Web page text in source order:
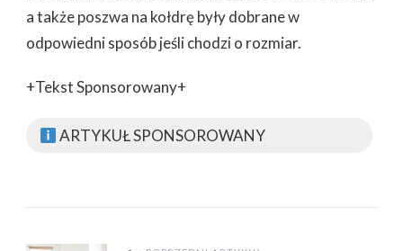
a także poszwa na kołdrę były dobrane w
odpowiedni sposób jeśli chodzi o rozmiar.
+Tekst Sponsorowany+
ARTYKUŁ SPONSOROWANY